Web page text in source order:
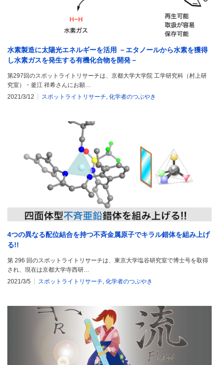
水素製造に太陽光エネルギーを活用 －エタノールから水素を獲得
し水素ガスを発生する有機化合物を開発－
第297回のスポットライトリサーチは、京都大学大学院 工学研究科（村上研
究室）・釜江 祥希さんにお願…
2021/3/12
スポットライトリサーチ, 化学者のつぶやき
4つの異なる配位結合を持つ不斉金属原子でキラル錯体を組み上げ
る!!
第 296 回のスポットライトリサーチは、東京大学塩谷研究室で博士号を取得
され、現在は京都大学寺西研…
2021/3/5
スポットライトリサーチ, 化学者のつぶやき